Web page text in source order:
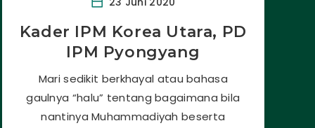
Kader IPM Korea Utara, PD
IPM Pyongyang
Mari sedikit berkhayal atau bahasa
gaulnya “halu” tentang bagaimana bila
nantinya Muhammadiyah beserta